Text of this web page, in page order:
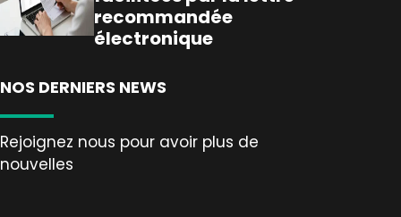
recommandée
électronique
NOS DERNIERS NEWS
Rejoignez nous pour avoir plus de
nouvelles